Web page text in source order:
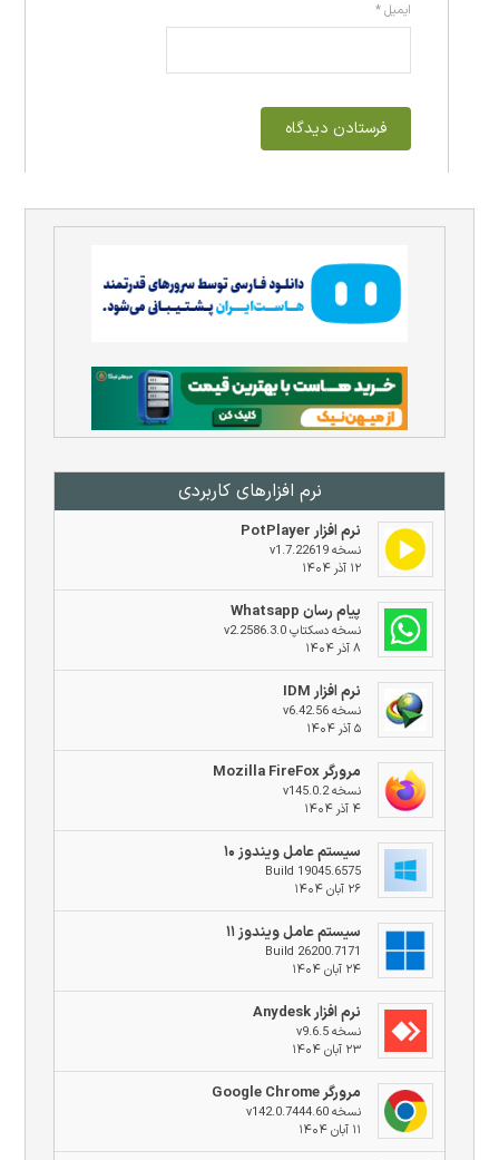
نرم افزار‌های کاربردی
نرم افزار PotPlayer
نسخه v1.7.22619
۱۲ آذر ۱۴۰۴
پیام رسان Whatsapp
نسخه دسکتاپ v2.2586.3.0
۸ آذر ۱۴۰۴
نرم افزار IDM
نسخه v6.42.56
۵ آذر ۱۴۰۴
مرورگر Mozilla FireFox
نسخه v145.0.2
۴ آذر ۱۴۰۴
سیستم عامل ویندوز ۱۰
Build 19045.6575
۲۶ آبان ۱۴۰۴
سیستم عامل ویندوز ۱۱
Build 26200.7171
۲۴ آبان ۱۴۰۴
نرم افزار Anydesk
نسخه v9.6.5
۲۳ آبان ۱۴۰۴
مرورگر Google Chrome
نسخه v142.0.7444.60
۱۱ آبان ۱۴۰۴
ایمیل*